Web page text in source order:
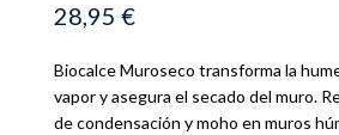
28,95 €
Biocalce Muroseco transforma la
vapor y asegura el secado del muro.
de condensación y moho en muros